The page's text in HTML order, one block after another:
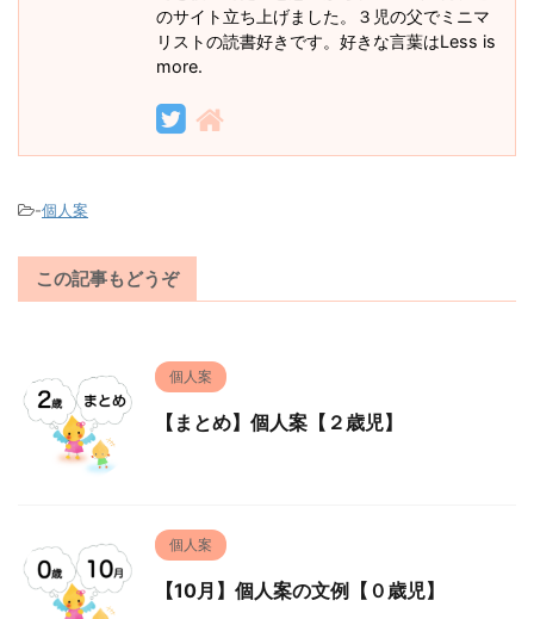
のサイト立ち上げました。３児の父でミニマ
リストの読書好きです。好きな言葉はLess is
more.
-個人案
この記事もどうぞ
個人案
【まとめ】個人案【２歳児】
個人案
【10月】個人案の文例【０歳児】